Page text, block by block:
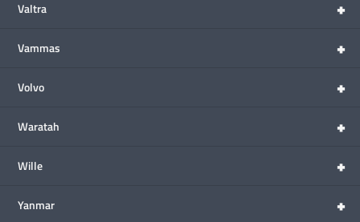
+
Valtra
+
Vammas
+
Volvo
+
Waratah
+
Wille
+
Yanmar